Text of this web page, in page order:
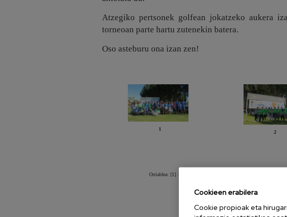
Atzegiko pertsonek golfean jokatzeko aukera
torneoan parte hartu zutenekin batera.
Oso asteburu ona izan zen!
1
2
Orrialdea: [1] :
Cookieen erabilera
Cookie propioak eta